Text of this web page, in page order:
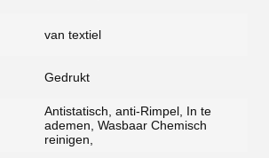
van textiel
Gedrukt
Antistatisch, anti-Rimpel, In te
ademen, Wasbaar Chemisch
reinigen,